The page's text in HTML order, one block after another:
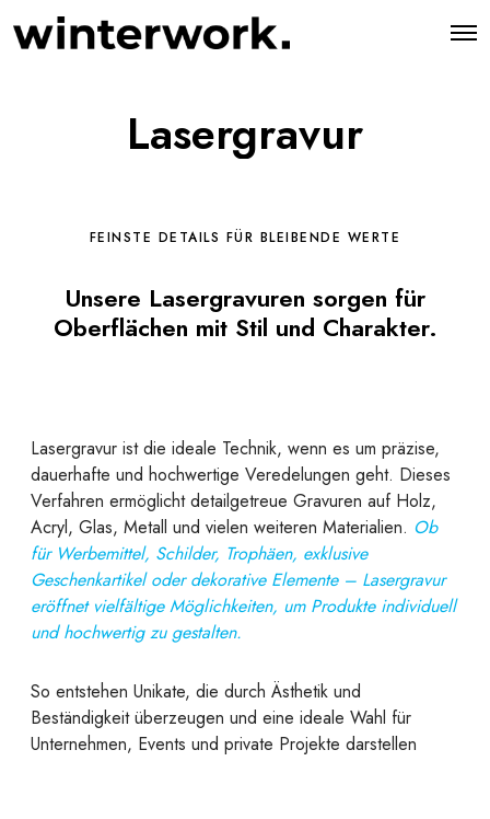
O
Lasergravur
FEINSTE DETAILS FÜR BLEIBENDE WERTE
Unsere Lasergravuren sorgen für
Oberflächen mit Stil und Charakter.
Lasergravur ist die ideale Technik, wenn es um präzise,
dauerhafte und hochwertige Veredelungen geht. Dieses
Verfahren ermöglicht detailgetreue Gravuren auf Holz,
Acryl, Glas, Metall und vielen weiteren Materialien. Ob
für Werbemittel, Schilder, Trophäen, exklusive
Geschenkartikel oder dekorative Elemente – Lasergravur
eröffnet vielfältige Möglichkeiten, um Produkte individuell
und hochwertig zu gestalten.
So entstehen Unikate, die durch Ästhetik und
Beständigkeit überzeugen und eine ideale Wahl für
Unternehmen, Events und private Projekte darstellen